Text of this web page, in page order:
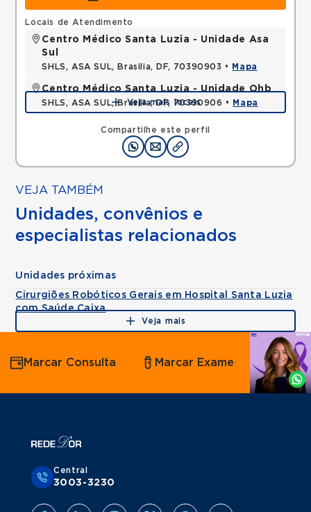
Compartilhe este perfil
Locais de Atendimento
Centro Médico Santa Luzia - Unidade Asa
Sul
SHLS, ASA SUL, Brasilia, DF, 70390903 • Mapa
Centro Médico Santa Luzia - Unidade Ohb
SHLS, ASA SUL, Brasilia, DF, 70390906 • Mapa
Veja mais locais
VEJA TAMBÉM
Unidades, convênios e
especialistas relacionados
Unidades próximas
Cirurgiões Robóticos Gerais em Hospital Santa Luzia
com Saúde Caixa
Veja mais
Agende
por
Whatsapp
Marcar Consulta Marcar Exame
Central
3003-3230